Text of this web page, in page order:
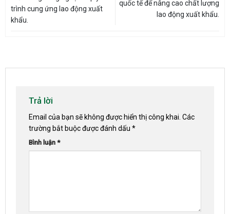
trình cung ứng lao động xuất
khẩu.
quốc tế để nâng cao chất lượng
lao động xuất khẩu.
Trả lời
Email của bạn sẽ không được hiển thị công khai. Các
trường bắt buộc được đánh dấu *
Bình luận *